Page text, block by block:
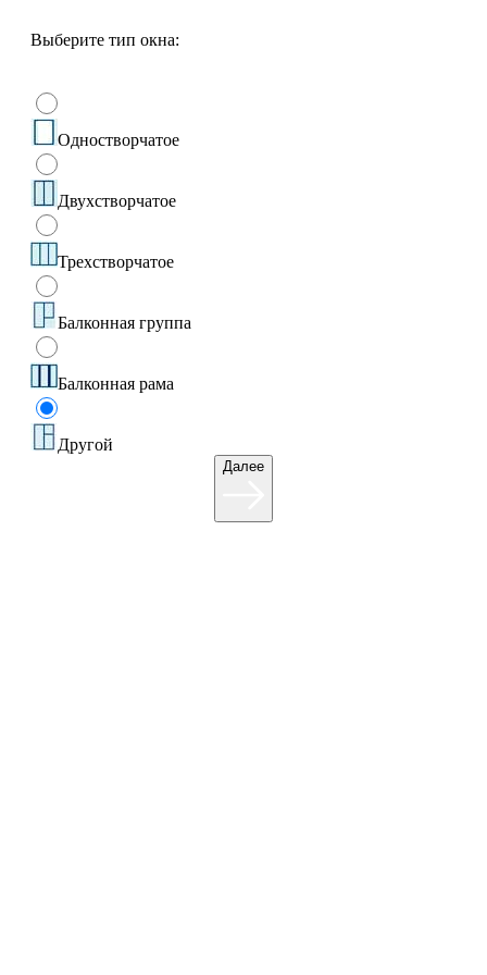
Выберите тип окна:
Одностворчатое
Двухстворчатое
Трехстворчатое
Балконная группа
Балконная рама
Другой
Далее